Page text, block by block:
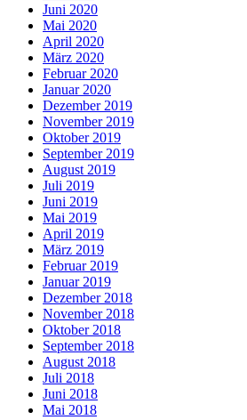
Juni 2020
Mai 2020
April 2020
März 2020
Februar 2020
Januar 2020
Dezember 2019
November 2019
Oktober 2019
September 2019
August 2019
Juli 2019
Juni 2019
Mai 2019
April 2019
März 2019
Februar 2019
Januar 2019
Dezember 2018
November 2018
Oktober 2018
September 2018
August 2018
Juli 2018
Juni 2018
Mai 2018